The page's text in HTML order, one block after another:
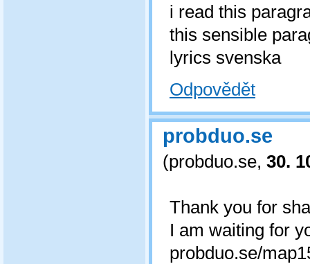
i read this
this sensible
lyrics svenska
Odpovědět
probduo.se
(probduo.se, 30.
Thank you for
I am waiting for
probduo.se/